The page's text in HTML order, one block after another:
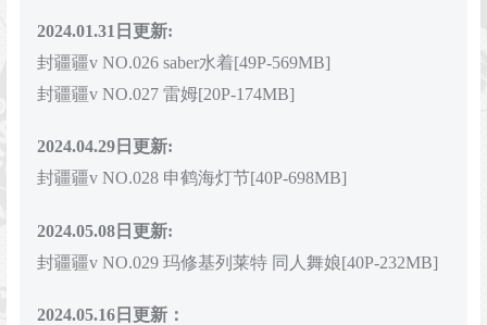
2024.01.31日更新:
封疆疆v NO.026 saber水着[49P-569MB]
封疆疆v NO.027 雷姆[20P-174MB]
2024.04.29日更新:
封疆疆v NO.028 申鹤海灯节[40P-698MB]
2024.05.08日更新:
封疆疆v NO.029 玛修基列莱特 同人舞娘[40P-232MB]
2024.05.16日更新：